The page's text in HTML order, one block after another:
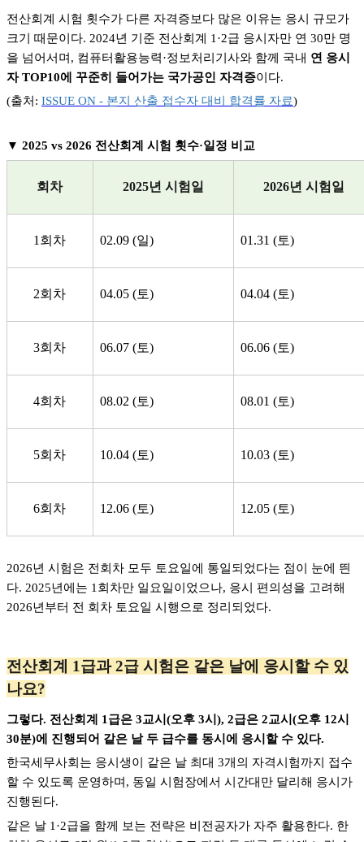
전산회계 시험 횟수가 다른 자격증보다 많은 이유는 응시 규모가
크기 때문이다. 2024년 기준 전산회계 1·2급 응시자만 연 30만 명
을 넘어서며, 컴퓨터활용능력·정보처리기사와 함께 국내 연 응시
자 TOP10에 꾸준히 들어가는 국가공인 자격증이다.
(출처: ISSUE ON - 본지 산출 접수자 대비 합격률 자료)
▼ 2025 vs 2026 전산회계 시험 횟수·일정 비교
회차 2025년 시험일 2026년 시험일
1회차 02.09 (일) 01.31 (토)
2회차 04.05 (토) 04.04 (토)
3회차 06.07 (토) 06.06 (토)
4회차 08.02 (토) 08.01 (토)
5회차 10.04 (토) 10.03 (토)
6회차 12.06 (토) 12.05 (토)
2026년 시험은 전회차 모두 토요일에 통일되었다는 점이 눈에 띈
다. 2025년에는 1회차만 일요일이었으나, 응시 편의성을 고려해
2026년부터 전 회차 토요일 시행으로 정리되었다.
전산회계 1급과 2급 시험은 같은 날에 응시할 수 있
나요?
그렇다. 전산회계 1급은 3교시(오후 3시), 2급은 2교시(오후 12시
30분)에 진행되어 같은 날 두 급수를 동시에 응시할 수 있다.
한국세무사회는 응시생이 같은 날 최대 3개의 자격시험까지 접수
할 수 있도록 운영하며, 동일 시험장에서 시간대만 달리해 응시가
진행된다.
같은 날 1·2급을 함께 보는 전략은 비전공자가 자주 활용한다. 한